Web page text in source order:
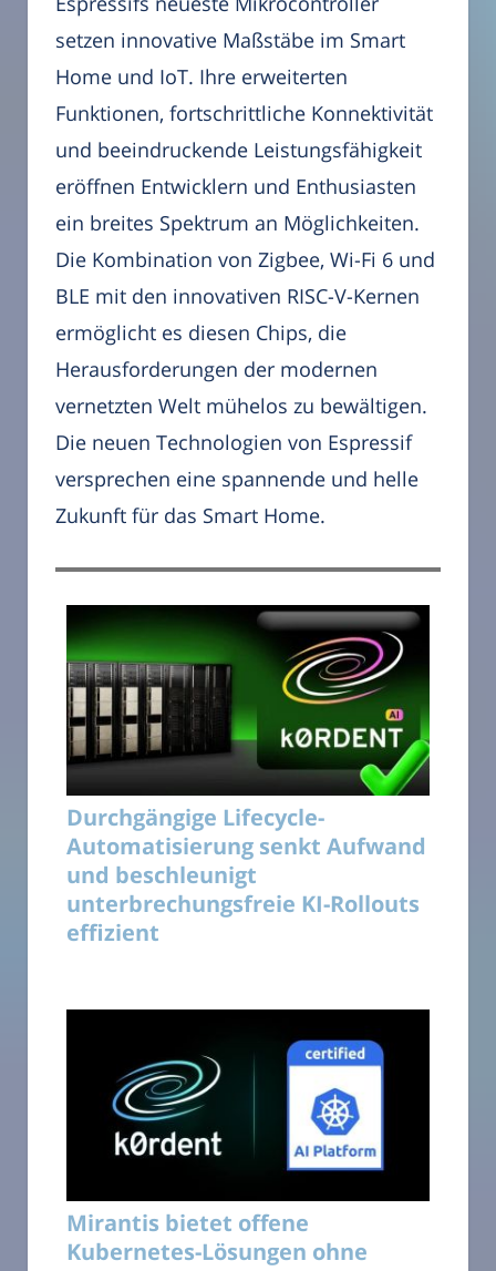
setzen innovative Maßstäbe im Smart
Home und IoT. Ihre erweiterten
Funktionen, fortschrittliche Konnektivität
und beeindruckende Leistungsfähigkeit
eröffnen Entwicklern und Enthusiasten
ein breites Spektrum an Möglichkeiten.
Die Kombination von Zigbee, Wi-Fi 6 und
BLE mit den innovativen RISC-V-Kernen
ermöglicht es diesen Chips, die
Herausforderungen der modernen
vernetzten Welt mühelos zu bewältigen.
Die neuen Technologien von Espressif
versprechen eine spannende und helle
Zukunft für das Smart Home.
Durchgängige Lifecycle-
Automatisierung senkt Aufwand
und beschleunigt
unterbrechungsfreie KI-Rollouts
effizient
Mirantis bietet offene
Kubernetes-Lösungen ohne